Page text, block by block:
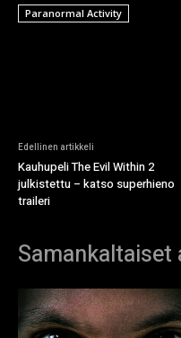
Paranormal Activity
Edellinen artikkeli
Kauhupeli The Evil Within 2
julkistettu – katso superhieno
traileri